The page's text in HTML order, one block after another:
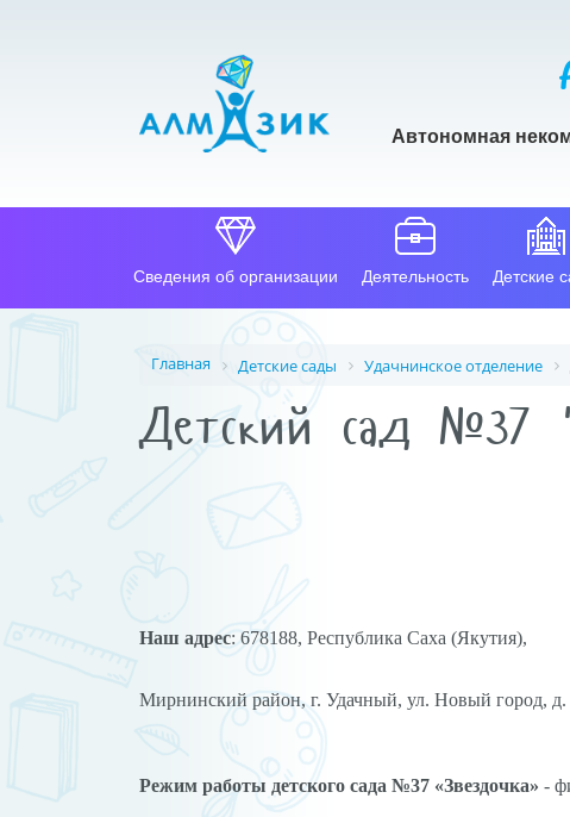
Автономная
Сведения об организации Деятельность Детские
Главная Детские сады Удачнинское отделение
Детский сад №37
Наш адрес: 678188,
Мирнинский район, г. Удачный, ул. Новый город,
Режим работы детского сада №37 «Звездочка» -